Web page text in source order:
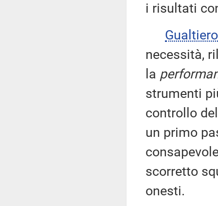
i risultati
necessità,
la
strumenti
controllo
un primo
scorretto
onesti.